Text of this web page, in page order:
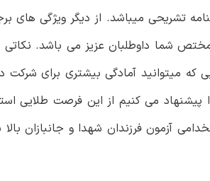
شما داوطلبان عزیز می باشد.
که میتوانید آمادگی بیشتری برای
می کنیم از این فرصت طلایی
آزمون فرزندان شهدا و جانبازان